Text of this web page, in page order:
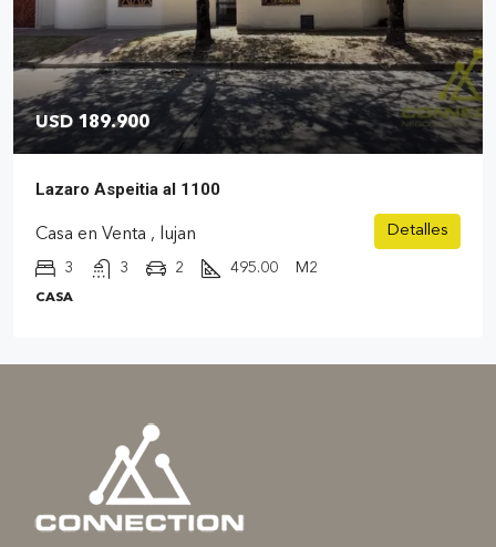
USD 189.900
Lazaro Aspeitia al 1100
Casa en Venta , lujan
3 3 2 495.00 M2
CASA
Detalles